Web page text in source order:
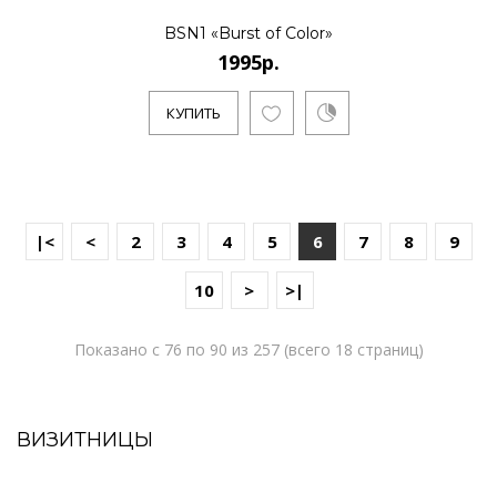
BSN1 «Burst of Color»
1995р.
КУПИТЬ
|< < 2 3 4 5 6 7 8 9
10 > >|
Показано с 76 по 90 из 257 (всего 18 страниц)
ВИЗИТНИЦЫ